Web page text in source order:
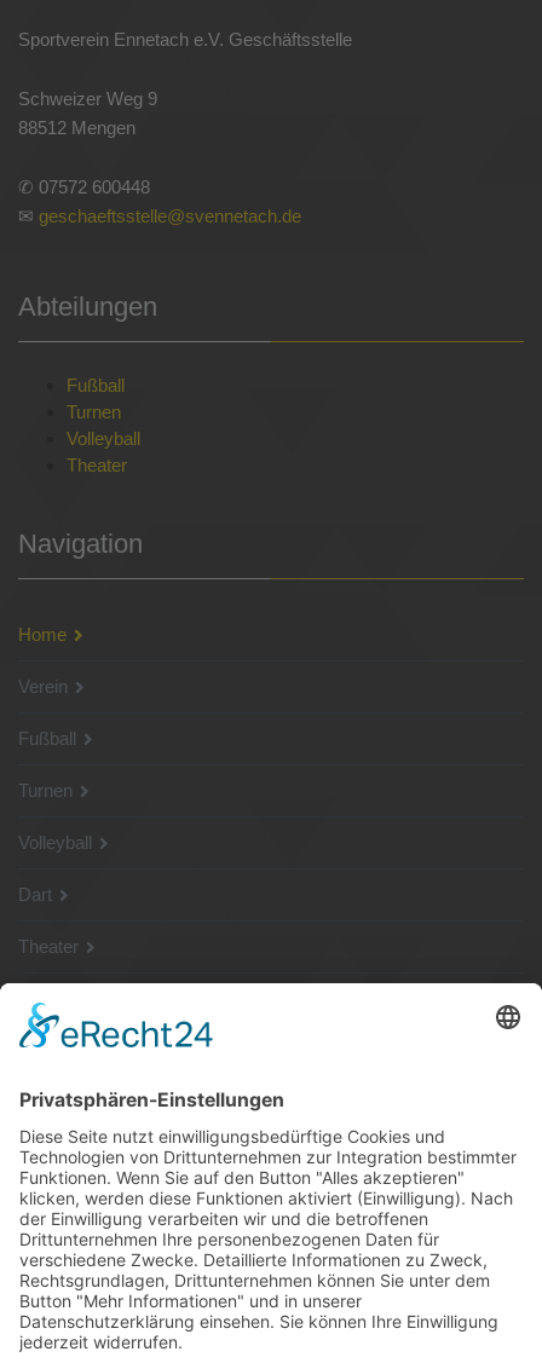
Sportverein Ennetach e.V. Geschäftsstelle
Schweizer Weg 9
88512 Mengen
✆ 07572 600448
✉ geschaeftsstelle@svennetach.de
Abteilungen
Fußball
Turnen
Volleyball
Theater
Navigation
Home
Verein
Fußball
Turnen
Volleyball
Dart
Theater
SG Shop
Sponsoren
Kontakt
Social Media
Rechtliches